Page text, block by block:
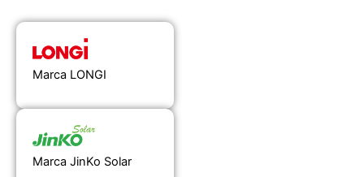
Marca LONGI
Marca JinKo Solar